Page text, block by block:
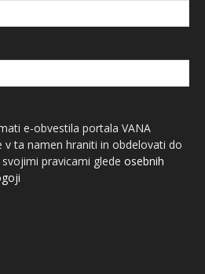
e-obvestila portala VANA
v ta namen hraniti in obdelovati do
pravicami glede osebnih